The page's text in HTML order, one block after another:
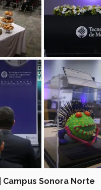
Campus Sonora Norte